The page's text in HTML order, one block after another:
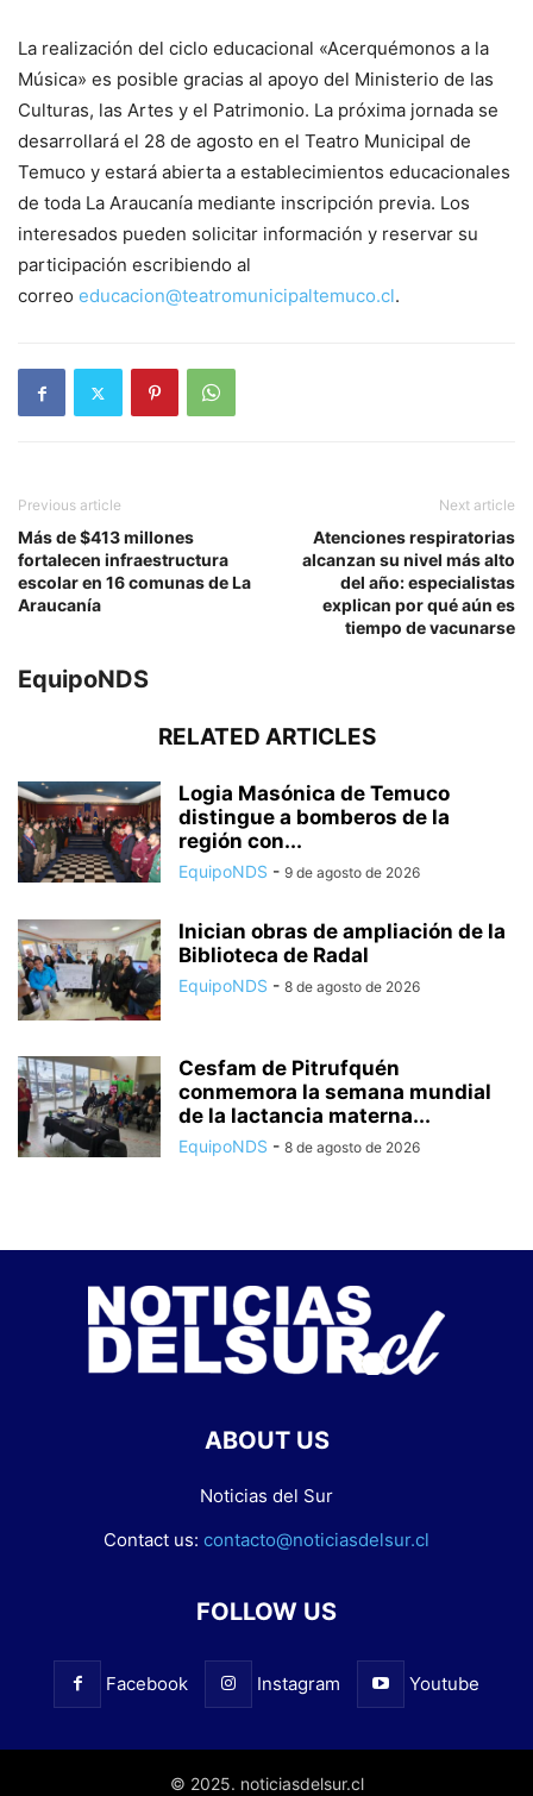
La realización del ciclo educacional «Acerquémonos a la
Música» es posible gracias al apoyo del Ministerio de las
Culturas, las Artes y el Patrimonio. La próxima jornada se
desarrollará el 28 de agosto en el Teatro Municipal de
Temuco y estará abierta a establecimientos educacionales
de toda La Araucanía mediante inscripción previa. Los
interesados pueden solicitar información y reservar su
participación escribiendo al
correo educacion@teatromunicipaltemuco.cl.
Previous article
Más de $413 millones
fortalecen infraestructura
escolar en 16 comunas de La
Araucanía
Next article
Atenciones respiratorias
alcanzan su nivel más alto
del año: especialistas
explican por qué aún es
tiempo de vacunarse
EquipoNDS
RELATED ARTICLES
Logia Masónica de Temuco
distingue a bomberos de la
región con...
EquipoNDS - 9 de agosto de 2026
Inician obras de ampliación de la
Biblioteca de Radal
EquipoNDS - 8 de agosto de 2026
Cesfam de Pitrufquén
conmemora la semana mundial
de la lactancia materna...
EquipoNDS - 8 de agosto de 2026
ABOUT US
Noticias del Sur
Contact us: contacto@noticiasdelsur.cl
FOLLOW US
Facebook Instagram Youtube
© 2025. noticiasdelsur.cl